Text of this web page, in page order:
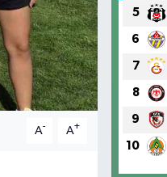
A- A+
5
6
7
8
9
10